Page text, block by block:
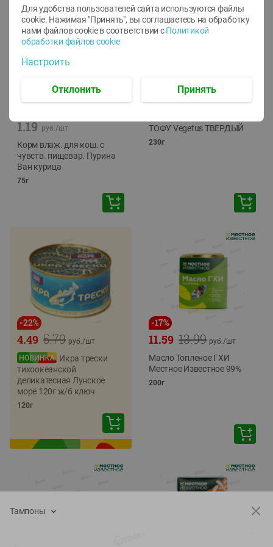
1.19 руб./шт
Корм влаж. для кош. с
чувств. пищевар. Пурина
Ван курица
75г
ТОФУ Vegetus ТВЕРДЫЙ
230г
-22%
5.79
4.49 руб./шт
Икра трески
тихоокеанской
деликатесная Лунское
море 120г ж/б ключ
120г
-17%
13.99
11.59 руб./шт
Масло Топленое ГХИ
Местное Известное 99%
200г
Тампоны
Для удобства пользователей сайта используются файлы
cookie. Нажимая "Принять", вы соглашаетесь на обработку
нами файлов cookie в соответствии с Политикой
обработки файлов cookie
Настроить
Отклонить Принять